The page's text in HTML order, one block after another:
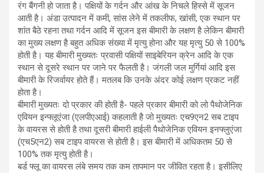
रंग बैंगनी हो जाता है। पक्षियों के गर्दन और आंख के निचले हिस्से में सूजन
आती है। अंडा उत्पादन में कमी, सांस लेने में तकलीफ, खांसी, एक स्थान पर
शांत बैठे रहना तथा गर्दन आदि में सूजन इस बीमारी के लक्षण है लेकिन बीमारी
का मुख्य लक्षण है बहुत अधिक संख्या में मृत्यु होना और यह मृत्यु 50 से 100%
होती है। यह बीमारी मुख्यतः प्रवासी पक्षियों साइबेरियन क्रेन आदि के एक
स्थान से दूसरे स्थान पर जाने पर फैलती है। जंगली जल मुर्गियां आदि इस
बीमारी के रिजर्वायर होते हैं। मतलब कि उनके अंदर कोई लक्षण प्रकट नहीं
होता है।
बीमारी मुख्यतः दो प्रकार की होती है- पहले प्रकार बीमारी को लो पैथोजेनिक
एवियन इन्फ्लूएंजा (एलपीएआई) कहलाती है जो मुख्यतः एच9एन2 सब टाइप
के वायरस से होती है तथा दूसरी बीमारी हाईली पैथोजेनिक एवियन इनफ्लुएंजा
(एच5एन2) सब टाइप वायरस से होती है। इस बीमारी में अधिकतम 50 से
100% तक मृत्यु होती है।
बर्ड फ्लू का वायरस लंबे समय तक कम तापमान पर जीवित रहता है। इसीलिए